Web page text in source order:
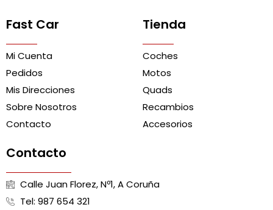
Fast Car
Mi Cuenta
Pedidos
Mis Direcciones
Sobre Nosotros
Contacto
Tienda
Coches
Motos
Quads
Recambios
Accesorios
Contacto
Calle Juan Florez, Nº1, A Coruña
Tel: 987 654 321